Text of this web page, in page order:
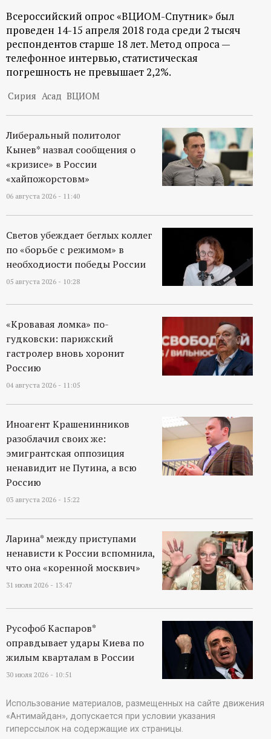
Всероссийский опрос «ВЦИОМ-Спутник» был
проведен 14-15 апреля 2018 года среди 2 тысяч
респондентов старше 18 лет. Метод опроса —
телефонное интервью, статистическая
погрешность не превышает 2,2%.
Сирия Асад ВЦИОМ
Либеральный политолог
Кынев* назвал сообщения о
«кризисе» в России
«хайпожорстовм»
06 августа 2026 - 11:40
Светов убеждает беглых коллег
по «борьбе с режимом» в
необходиости победы России
05 августа 2026 - 10:28
«Кровавая ломка» по-
гудковски: парижский
гастролер вновь хоронит
Россию
04 августа 2026 - 11:05
Иноагент Крашенинников
разоблачил своих же:
эмигрантская оппозиция
ненавидит не Путина, а всю
Россию
03 августа 2026 - 15:22
Ларина* между приступами
ненависти к России вспомнила,
что она «коренной москвич»
31 июля 2026 - 13:47
Русофоб Каспаров*
оправдывает удары Киева по
жилым кварталам в России
30 июля 2026 - 10:51
Использование материалов, размещенных на сайте движения
«Антимайдан», допускается при условии указания
гиперссылок на содержащие их страницы.